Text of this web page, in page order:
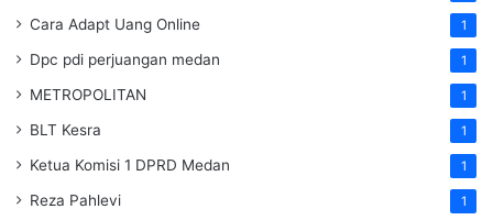
Cara Adapt Uang Online 1
Dpc pdi perjuangan medan 1
METROPOLITAN 1
BLT Kesra 1
Ketua Komisi 1 DPRD Medan 1
Reza Pahlevi 1